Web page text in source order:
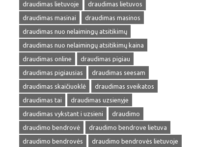
draudimas lietuvoje
draudimas lietuvos
draudimas masinai
draudimas masinos
draudimas nuo nelaimingų atsitikimų
draudimas nuo nelaimingų atsitikimų kaina
draudimas online
draudimas pigiau
draudimas pigiausias
draudimas seesam
draudimas skaičiuoklė
draudimas sveikatos
draudimas tai
draudimas uzsienyje
draudimas vykstant i uzsieni
draudimo
draudimo bendrovė
draudimo bendrove lietuva
draudimo bendrovės
draudimo bendrovės lietuvoje